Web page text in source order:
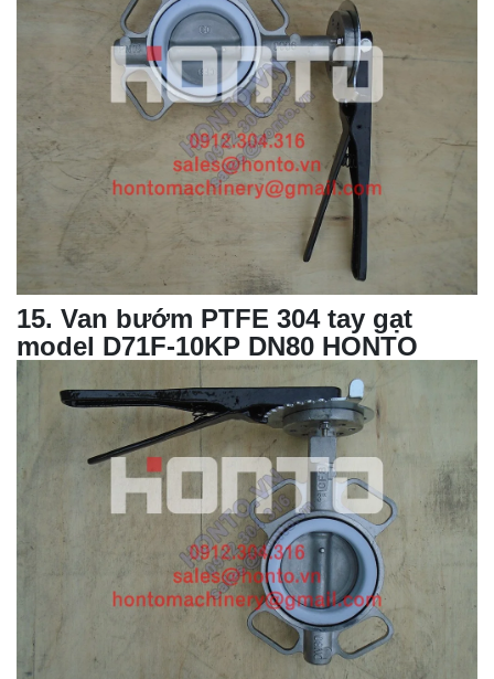
15. Van bướm PTFE 304 tay gạt
model D71F-10KP DN80 HONTO